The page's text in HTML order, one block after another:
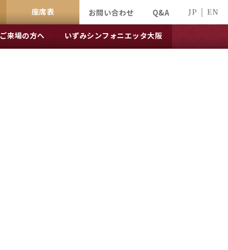
座席表 お問い合わせ Q&A JP EN
ご来場の方へ いずみシンフォニエッタ大阪